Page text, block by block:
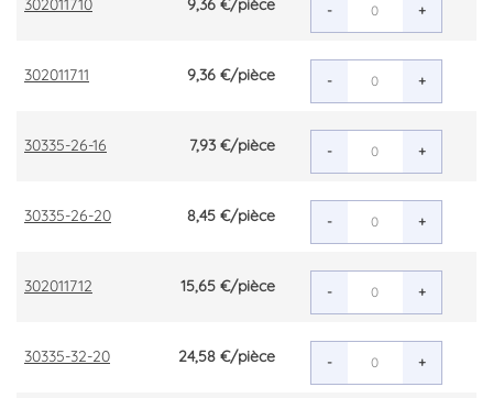
302011710 9,36 €/pièce - +
302011711 9,36 €/pièce - +
30335-26-16 7,93 €/pièce - +
30335-26-20 8,45 €/pièce - +
302011712 15,65 €/pièce - +
30335-32-20 24,58 €/pièce - +